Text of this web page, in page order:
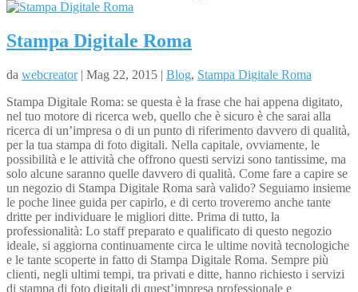
Stampa Digitale Roma
da webcreator| Mag 22, 2015 | Blog, Stampa Digitale Roma
Stampa Digitale Roma: se questa è la frase che hai appena digitato,
nel tuo motore di ricerca web, quello che è sicuro è che sarai alla
ricerca di un’impresa o di un punto di riferimento davvero di qualità,
per la tua stampa di foto digitali. Nella capitale, ovviamente, le
possibilità e le attività che offrono questi servizi sono tantissime, ma
solo alcune saranno quelle davvero di qualità. Come fare a capire se
un negozio di Stampa Digitale Roma sarà valido? Seguiamo insieme
le poche linee guida per capirlo, e di certo troveremo anche tante
dritte per individuare le migliori ditte. Prima di tutto, la
professionalità: Lo staff preparato e qualificato di questo negozio
ideale, si aggiorna continuamente circa le ultime novità tecnologiche
e le tante scoperte in fatto di Stampa Digitale Roma. Sempre più
clienti, negli ultimi tempi, tra privati e ditte, hanno richiesto i servizi
di stampa di foto digitali di quest’impresa professionale e